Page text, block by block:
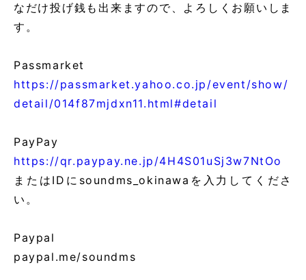
なだけ投げ銭も出来ますので、よろしくお願いしま
す。
Passmarket
https://passmarket.yahoo.co.jp/event/show/
detail/014f87mjdxn11.html#detail
PayPay
https://qr.paypay.ne.jp/4H4S01uSj3w7NtOo
またはIDにsoundms_okinawaを入力してくださ
い。
Paypal
paypal.me/soundms